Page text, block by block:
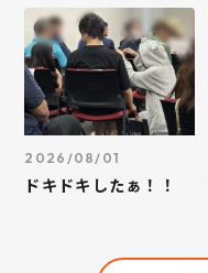
2026/08/01
ドキドキしたぁ！！